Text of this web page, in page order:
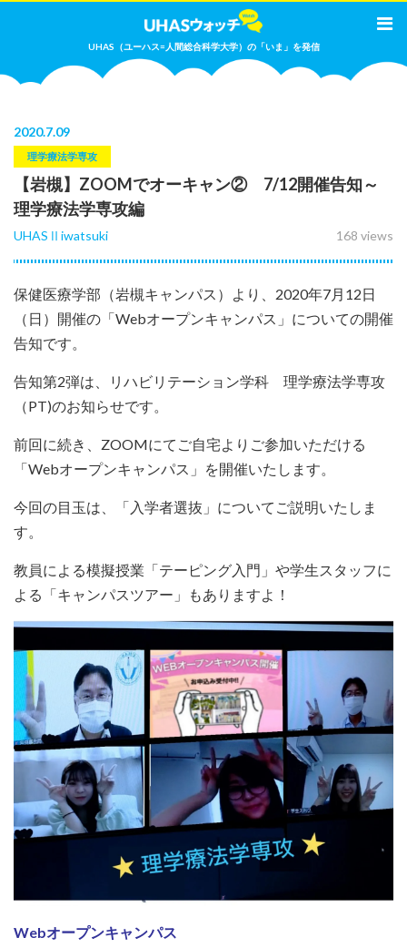
UHAS（ユーハス=人間総合科学大学）の「いま」を発信
2020.7.09
理学療法学専攻
【岩槻】ZOOMでオーキャン② 7/12開催告知～
理学療法学専攻編
168 views
UHASⅡiwatsuki
保健医療学部（岩槻キャンパス）より、2020年7月12日
（日）開催の「Webオープンキャンパス」についての開催
告知です。
告知第2弾は、リハビリテーション学科 理学療法学専攻
（PT)のお知らせです。
前回に続き、ZOOMにてご自宅よりご参加いただける
「Webオープンキャンパス」を開催いたします。
今回の目玉は、「入学者選抜」についてご説明いたしま
す。
教員による模擬授業「テーピング入門」や学生スタッフに
よる「キャンパスツアー」もありますよ！
Webオープンキャンパス